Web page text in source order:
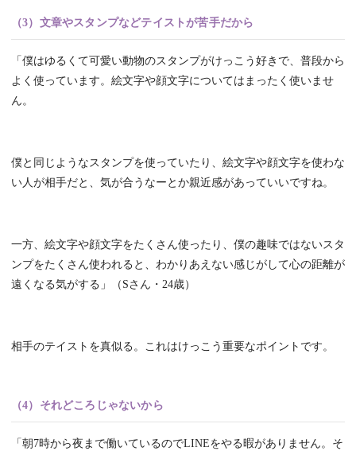
（3）文章やスタンプなどテイストが苦手だから
「僕はゆるくて可愛い動物のスタンプがけっこう好きで、普段から
よく使っています。絵文字や顔文字についてはまったく使いませ
ん。
僕と同じようなスタンプを使っていたり、絵文字や顔文字を使わな
い人が相手だと、気が合うなーとか親近感があっていいですね。
一方、絵文字や顔文字をたくさん使ったり、僕の趣味ではないスタ
ンプをたくさん使われると、わかりあえない感じがして心の距離が
遠くなる気がする」（Sさん・24歳）
相手のテイストを真似る。これはけっこう重要なポイントです。
（4）それどころじゃないから
「朝7時から夜まで働いているのでLINEをやる暇がありません。そ